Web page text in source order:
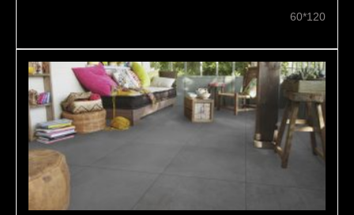
120*60